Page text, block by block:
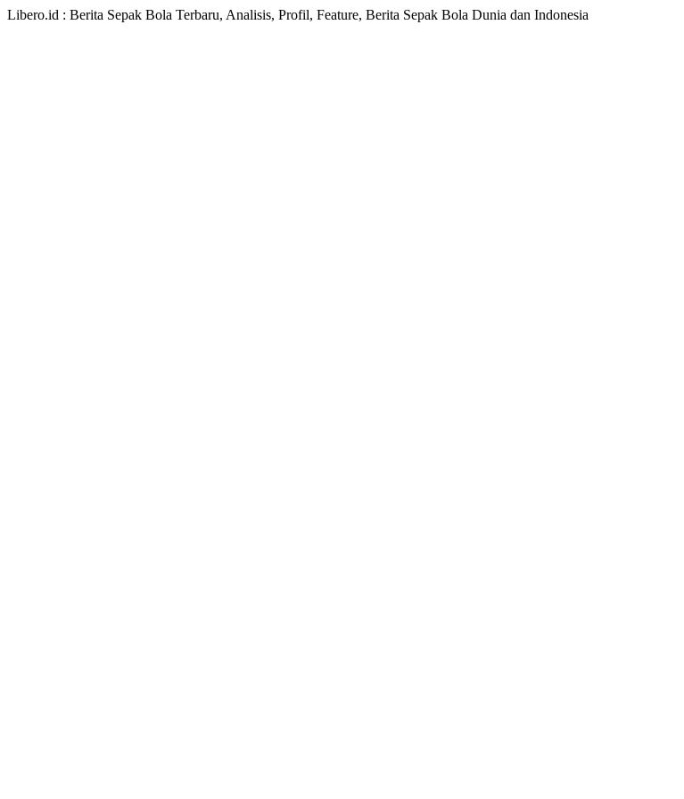
Libero.id : Berita Sepak Bola Terbaru, Analisis, Profil, Feature, Berita Sepak Bola Dunia dan Indonesia